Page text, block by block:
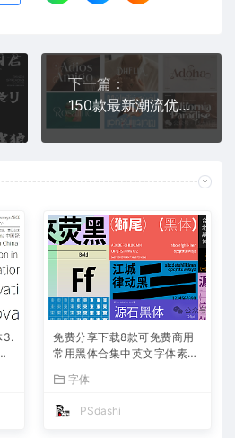
下一篇：
150款最新潮流优雅英文字体连笔手写高级设计感精美风格合集免费分享下载部分ps可免费可商用大全常用推荐花体素材procreate
3.
免费分享下载8款可免费商用
常用黑体合集中英文字体素材
计师宣传海报广告ttf格式名称
不侵权短视频自媒体
字体
PSdashi